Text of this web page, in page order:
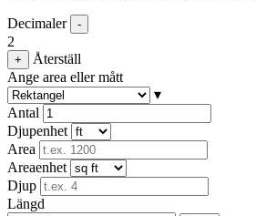
Decimaler -
2
+
Återställ
Ange area eller mått
▾
Antal
Djupenhet
Area
Areaenhet
Djup
Längd